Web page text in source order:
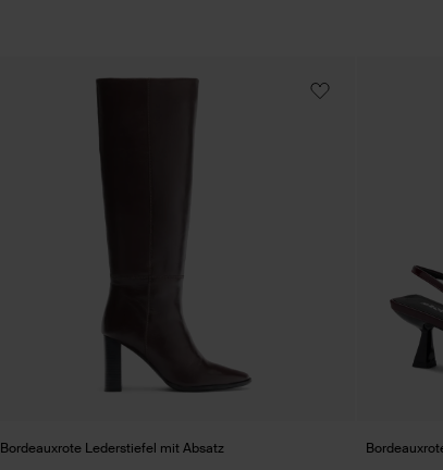
Bordeauxrote Lederstiefel mit Absatz